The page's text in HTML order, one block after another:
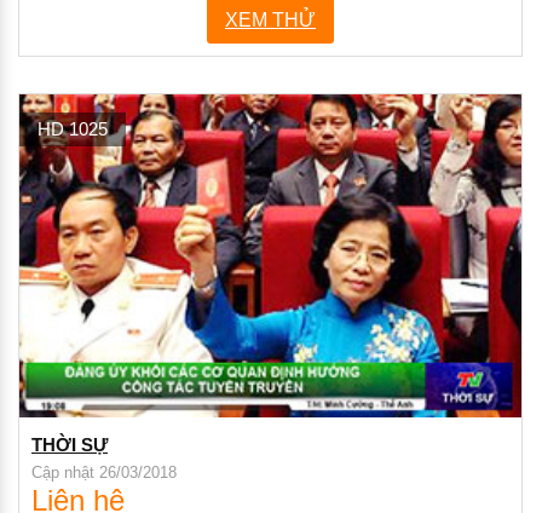
XEM THỬ
HD 1025
THỜI SỰ
Cập nhật 26/03/2018
Liên hệ